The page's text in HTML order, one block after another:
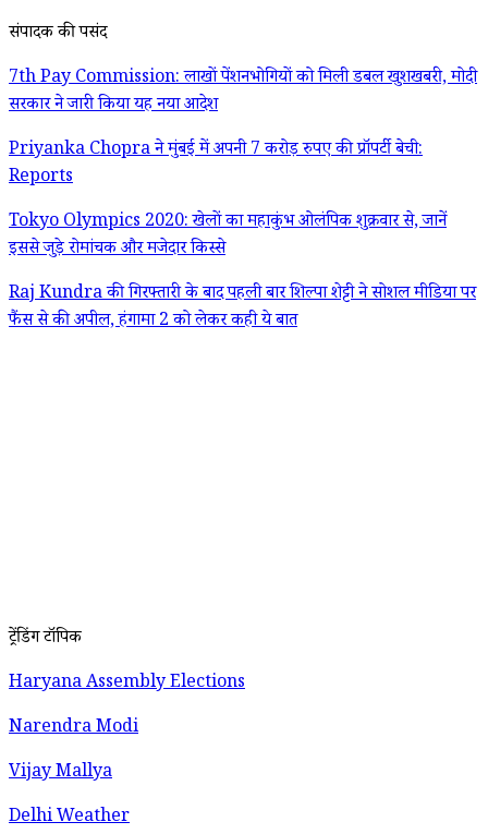
संपादक की पसंद
7th Pay Commission: लाखों पेंशनभोगियों को मिली डबल खुशखबरी, मोदी
सरकार ने जारी किया यह नया आदेश
Priyanka Chopra ने मुंबई में अपनी 7 करोड़ रुपए की प्रॉपर्टी बेची:
Reports
Tokyo Olympics 2020: खेलों का महाकुंभ ओलंपिक शुक्रवार से, जानें
इससे जुड़े रोमांचक और मजेदार किस्से
Raj Kundra की गिरफ्तारी के बाद पहली बार शिल्पा शेट्टी ने सोशल मीडिया पर
फैंस से की अपील, हंगामा 2 को लेकर कही ये बात
ट्रेंडिंग टॉपिक
Haryana Assembly Elections
Narendra Modi
Vijay Mallya
Delhi Weather